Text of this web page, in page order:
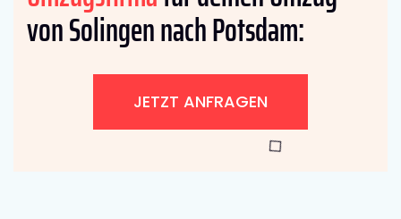
von Solingen nach Potsdam:
JETZT ANFRAGEN